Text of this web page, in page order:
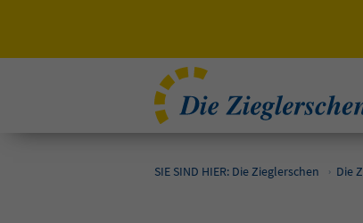
SIE SIND HIER: Die Zieglerschen Die